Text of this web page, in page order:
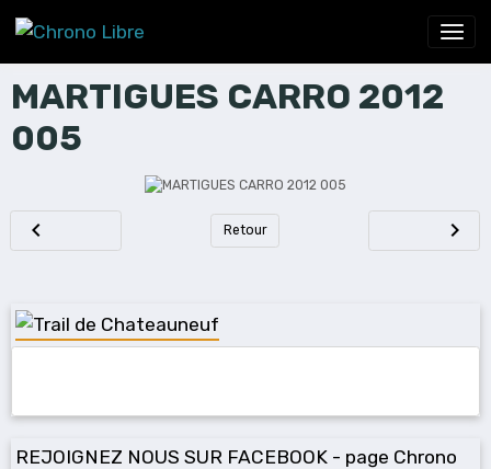
MARTIGUES CARRO 2012
005
Retour
REJOIGNEZ NOUS SUR FACEBOOK - page Chrono